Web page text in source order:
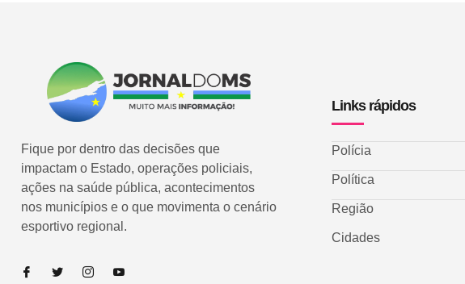
Fique por dentro das decisões que
impactam o Estado, operações policiais,
ações na saúde pública, acontecimentos
nos municípios e o que movimenta o cenário
esportivo regional.
Links rápidos
Polícia
Política
Região
Cidades